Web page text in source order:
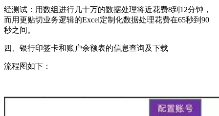
经测试：用数组进行几十万的数据处理将近花费8到12分钟，
而用更贴切业务逻辑的Excel定制化数据处理花费在65秒到90
秒之间。
四、银行印签卡和账户余额表的信息查询及下载
流程图如下：